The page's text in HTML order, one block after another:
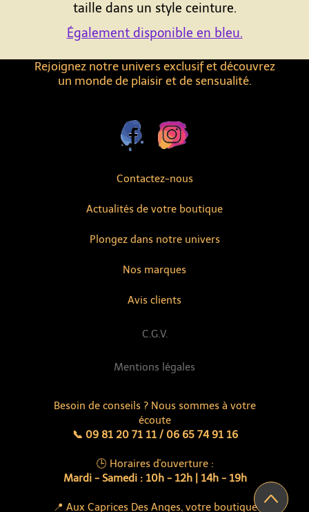
Contactez-nous
Actualités de votre boutique
Avis clients
Nos marques
Rejoignez notre univers exclusif et découvrez
un monde de plaisir et de sensualité.
Besoin de conseils ? Nous sommes à votre
écoute
📞 09 81 20 71 11 / 06 65 74 91 16
🕒 Horaires d'ouverture :
Mardi - Samedi : 10h - 12h | 14h - 19h
📍 Aux Caprices Des Anges, votre boutique
Plongez dans notre univers
Mentions légales
C.G.V.
taille dans un style ceinture.
Également disponible en bleu.